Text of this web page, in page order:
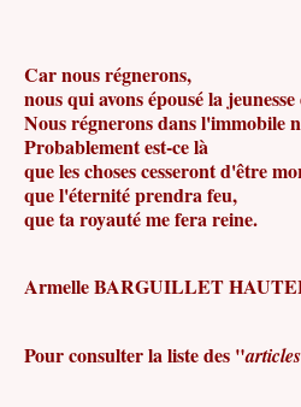
Car nous régnerons,
nous qui avons épousé la
Nous régnerons dans l'immobile
Probablement est-ce là
que les choses cesseront d'être
que l'éternité prendra feu,
que ta royauté me fera reine.
Armelle BARGUILLET
Pour consulter la liste des "